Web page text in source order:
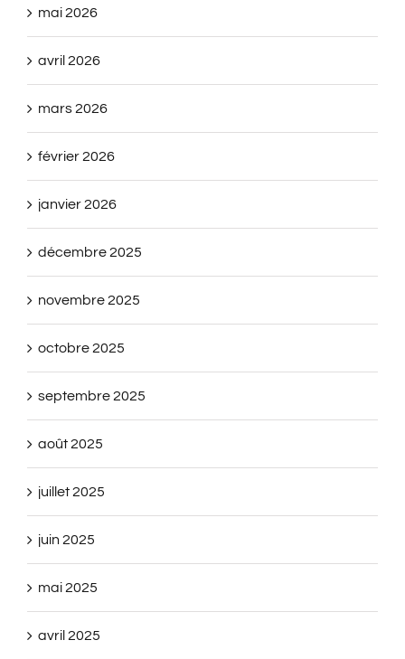
mai 2026
avril 2026
mars 2026
février 2026
janvier 2026
décembre 2025
novembre 2025
octobre 2025
septembre 2025
août 2025
juillet 2025
juin 2025
mai 2025
avril 2025